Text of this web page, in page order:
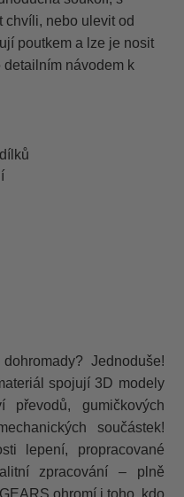
chvíli, nebo ulevit od
poutkem a lze je nosit
návodem k
Jednoduše!
spojují 3D modely
převodů, gumičkových
součástek!
lepení, propracované
zpracování – plně